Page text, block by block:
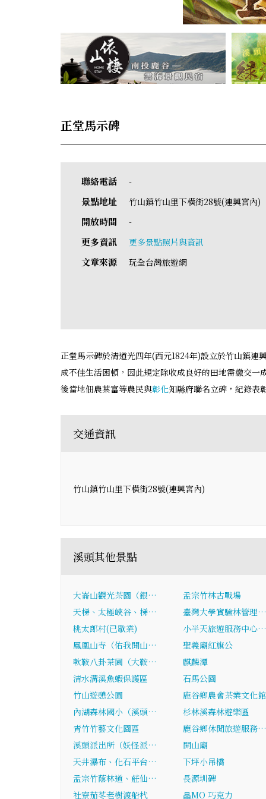
正堂馬示碑
聯絡電話 -
景點地址 竹山鎮竹山里下橫街28號(連興宮內)
開放時間 -
更多資訊 更多景點照片與資訊
文章來源 玩全台灣旅遊網
正堂馬示碑於清道光四年(西元1824年)設立於竹山鎮連
成不佳生活困頓，因此規定除收成良好的田地需繳交
後當地佃農葉富等農民與彰化知縣府聯名立碑，紀錄表
交通資訊
竹山鎮竹山里下橫街28號(連興宮內)
溪頭其他景點
大崙山觀光茶園（銀…
孟宗竹林古戰場
天梯、太極峽谷、梯…
臺灣大學實驗林管理…
桃太郎村(已歇業)
小半天旅遊服務中心…
鳳凰山寺（佑我開山…
聖義廟紅旗公
軟鞍八卦茶園（大鞍…
麒麟潭
清水溝溪魚蝦保護區
石馬公園
竹山遊憩公園
鹿谷鄉農會茶業文化館
內湖森林國小（溪頭…
杉林溪森林遊樂區
青竹竹藝文化園區
鹿谷鄉休閒旅遊服務…
溪頭派出所（妖怪派…
開山廟
天井瀑布、化石平台…
下坪小吊橋
孟宗竹蔭林道、莊仙…
長源圳碑
社寮茄苳老樹渡船杙
瞐MO 巧克力